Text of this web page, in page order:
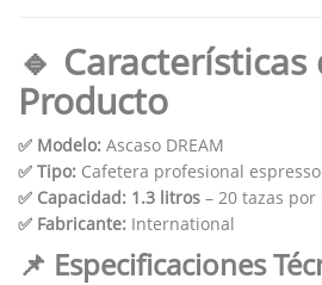
🔹 Características
Producto
✅ Modelo: Ascaso DREAM
✅ Tipo: Cafetera profesional espresso
✅ Capacidad: 1.3 litros – 20 tazas por
✅ Fabricante: International
📌 Especificaciones